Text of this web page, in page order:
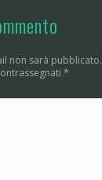
non sarà pubblicato.
*